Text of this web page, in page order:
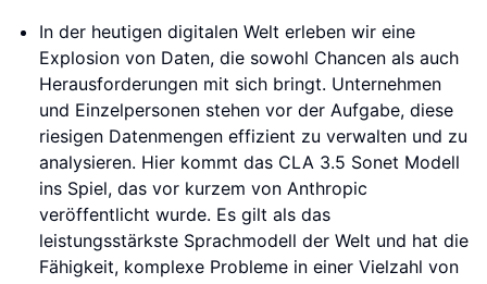
In der heutigen digitalen Welt erleben wir eine
Explosion von Daten, die sowohl Chancen als auch
Herausforderungen mit sich bringt. Unternehmen
und Einzelpersonen stehen vor der Aufgabe, diese
riesigen Datenmengen effizient zu verwalten und zu
analysieren. Hier kommt das CLA 3.5 Sonet Modell
ins Spiel, das vor kurzem von Anthropic
veröffentlicht wurde. Es gilt als das
leistungsstärkste Sprachmodell der Welt und hat die
Fähigkeit, komplexe Probleme in einer Vielzahl von